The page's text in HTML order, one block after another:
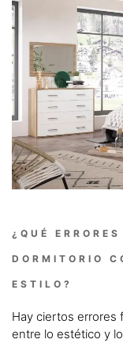
¿QUÉ
DORMITORIO
ESTILO?
Hay ciertos errores
entre lo estético y